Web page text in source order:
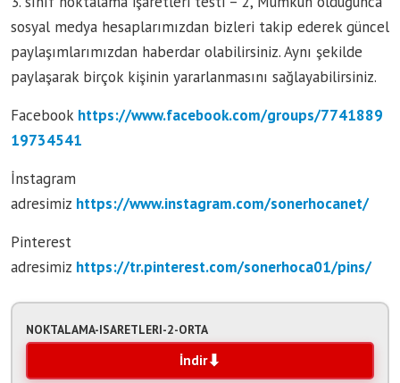
sosyal medya hesaplarımızdan bizleri takip ederek güncel
paylaşımlarımızdan haberdar olabilirsiniz. Aynı şekilde
paylaşarak birçok kişinin yararlanmasını sağlayabilirsiniz.
Facebook https://www.facebook.com/groups/7741889
19734541
İnstagram
adresimiz https://www.instagram.com/sonerhocanet/
Pinterest
adresimiz https://tr.pinterest.com/sonerhoca01/pins/
NOKTALAMA-ISARETLERI-2-ORTA
İndir